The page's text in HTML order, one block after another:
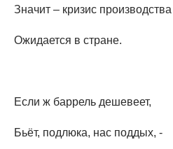
Значит – кризис производства
Ожидается в стране.
Если ж баррель дешевеет,
Бьёт, подлюка, нас поддых, -